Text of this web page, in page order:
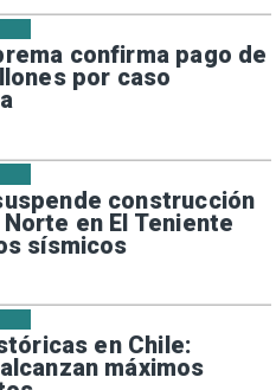
confirma pago de
por caso
construcción
en El Teniente
sísmicos
en Chile:
máximos